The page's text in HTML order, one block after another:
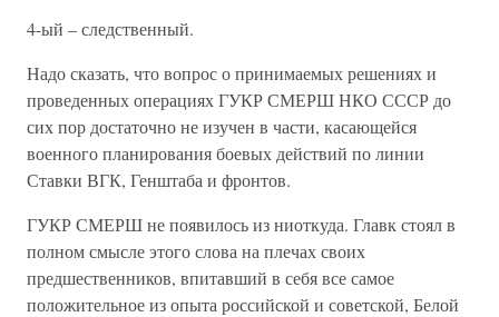
4-ый – следственный.
Надо сказать, что вопрос о принимаемых решениях и
проведенных операциях ГУКР СМЕРШ НКО СССР до
сих пор достаточно не изучен в части, касающейся
военного планирования боевых действий по линии
Ставки ВГК, Генштаба и фронтов.
ГУКР СМЕРШ не появилось из ниоткуда. Главк стоял в
полном смысле этого слова на плечах своих
предшественников, впитавший в себя все самое
положительное из опыта российской и советской, Белой